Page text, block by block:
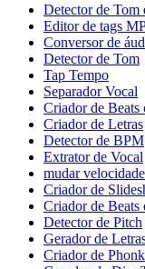
Detector de Tom
Editor de tags
Conversor de
Detector de Tom
Tap Tempo
Separador Vocal
Criador de Beats
Criador de Letras
Detector de BPM
Extrator de Vocal
mudar
Criador de
Criador de Beats
Detector de Pitch
Gerador de
Criador de Phonk